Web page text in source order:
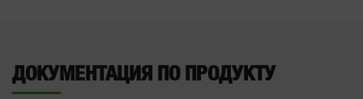
ДОКУМЕНТАЦИЯ ПО ПРОДУКТУ